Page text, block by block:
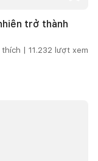
trở thành
| 11.232 lượt xem